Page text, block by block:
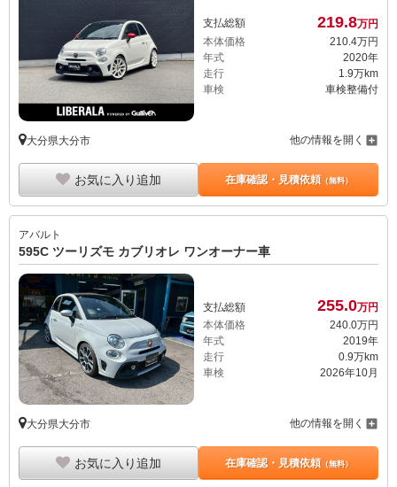
支払総額 219.8万円
本体価格
210. 4万円
年式
2020年
走行
1.9万km
車検
車検整備付
大分県大分市 他の情報を開く
お気に入り追加 在庫確認・見積依頼（無料）
アバルト
595C ツーリズモ カブリオレ ワンオーナー車
支払総額 255.0万円
本体価格
240.0万円
年式
2019年
走行
0.9万km
車検
2026年10月
大分県大分市 他の情報を開く
お気に入り追加 在庫確認・見積依頼（無料）